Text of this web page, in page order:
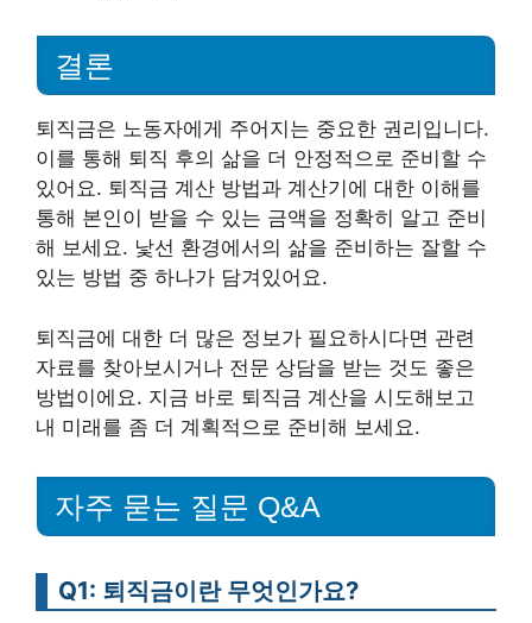
결론
퇴직금은 노동자에게 주어지는 중요한 권리입니다.
이를 통해 퇴직 후의 삶을 더 안정적으로 준비할 수
있어요. 퇴직금 계산 방법과 계산기에 대한 이해를
통해 본인이 받을 수 있는 금액을 정확히 알고 준비
해 보세요. 낯선 환경에서의 삶을 준비하는 잘할 수
있는 방법 중 하나가 담겨있어요.
퇴직금에 대한 더 많은 정보가 필요하시다면 관련
자료를 찾아보시거나 전문 상담을 받는 것도 좋은
방법이에요. 지금 바로 퇴직금 계산을 시도해보고
내 미래를 좀 더 계획적으로 준비해 보세요.
자주 묻는 질문 Q&A
Q1: 퇴직금이란 무엇인가요?